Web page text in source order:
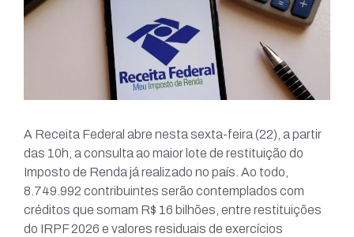
A Receita Federal abre nesta sexta-feira (22), a partir
das 10h, a consulta ao maior lote de restituição do
Imposto de Renda já realizado no país. Ao todo,
8.749.992 contribuintes serão contemplados com
créditos que somam R$ 16 bilhões, entre restituições
do IRPF 2026 e valores residuais de exercícios